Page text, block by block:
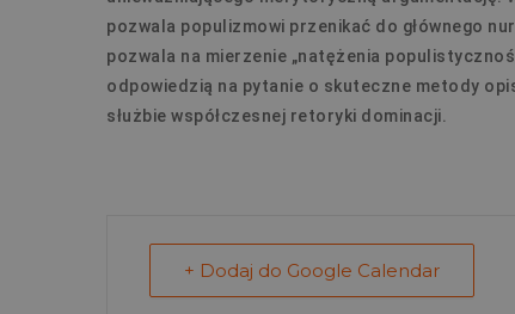
pozwala populizmowi przenikać do głównego
pozwala na mierzenie „natężenia
odpowiedzią na pytanie o skuteczne metody
służbie współczesnej retoryki dominacji.
+ Dodaj do Google Calendar